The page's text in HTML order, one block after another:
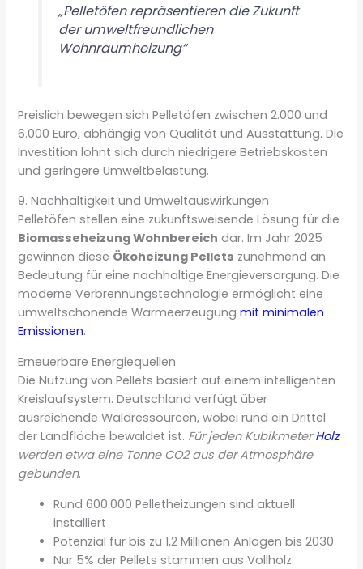
„Pelletöfen repräsentieren die Zukunft
der umweltfreundlichen
Wohnraumheizung“
Preislich bewegen sich Pelletöfen zwischen 2.000 und
6.000 Euro, abhängig von Qualität und Ausstattung. Die
Investition lohnt sich durch niedrigere Betriebskosten
und geringere Umweltbelastung.
9. Nachhaltigkeit und Umweltauswirkungen
Pelletöfen stellen eine zukunftsweisende Lösung für die
Biomasseheizung Wohnbereich dar. Im Jahr 2025
gewinnen diese Ökoheizung Pellets zunehmend an
Bedeutung für eine nachhaltige Energieversorgung. Die
moderne Verbrennungstechnologie ermöglicht eine
umweltschonende Wärmeerzeugungmit minimalen
Emissionen.
Erneuerbare Energiequellen
Die Nutzung von Pellets basiert auf einem intelligenten
Kreislaufsystem. Deutschland verfügt über
ausreichende Waldressourcen, wobei rund ein Drittel
der Landfläche bewaldet ist. Für jeden KubikmeterHolz
werden etwa eine Tonne CO2 aus der Atmosphäre
gebunden.
Rund 600.000 Pelletheizungen sind aktuell
installiert
Potenzial für bis zu 1,2 Millionen Anlagen bis 2030
Nur 5% der Pellets stammen aus Vollholz